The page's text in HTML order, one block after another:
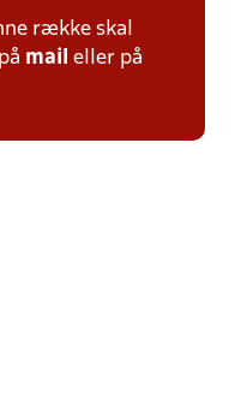
række skal
mail eller på